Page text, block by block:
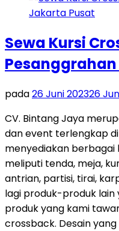
Sewa Kursi
pada26 Juni 202326
CV. Bintang Jaya
dan event terlengkap
menyediakan berbagai
meliputi tenda, meja,
antrian, partisi, tirai,
lagi produk-produk lain
produk yang kami
crossback. Desain